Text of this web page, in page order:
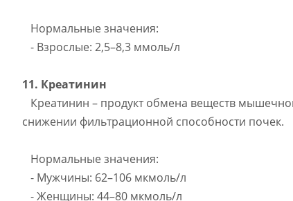
Нормальные значения:
- Взрослые: 2,5–8,3 ммоль/л
11. Креатинин
Креатинин – продукт обмена веществ
снижении фильтрационной способности почек.
Нормальные значения:
- Мужчины: 62–106 мкмоль/л
- Женщины: 44–80 мкмоль/л